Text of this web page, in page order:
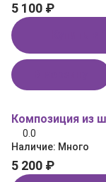
5 100 ₽
Композиция из
0.0
Наличие: Много
5 200 ₽